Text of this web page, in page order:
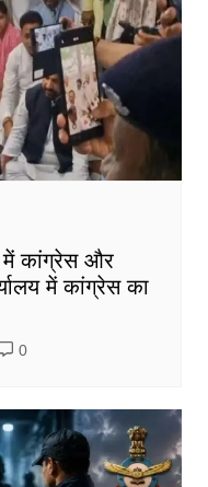
में कांग्रेस और
में कांग्रेस का
0